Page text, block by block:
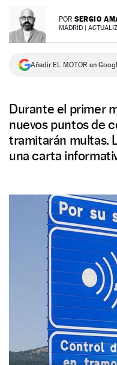
NEWSLETTER POR SERGIO
MADRID |
Añadir EL MOTOR en
Durante el primer
nuevos puntos de
tramitarán multas.
una carta